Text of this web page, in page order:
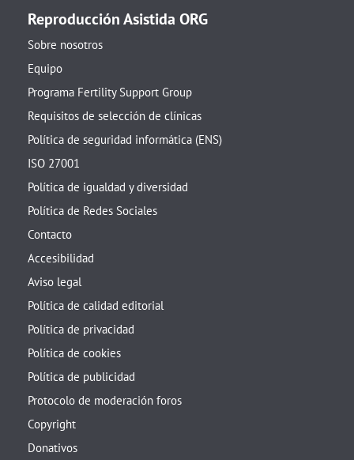
Reproducción Asistida ORG
Sobre nosotros
Equipo
Programa Fertility Support Group
Requisitos de selección de clínicas
Política de seguridad informática (ENS)
ISO 27001
Política de igualdad y diversidad
Política de Redes Sociales
Contacto
Accesibilidad
Aviso legal
Política de calidad editorial
Política de privacidad
Política de cookies
Política de publicidad
Protocolo de moderación foros
Copyright
Donativos